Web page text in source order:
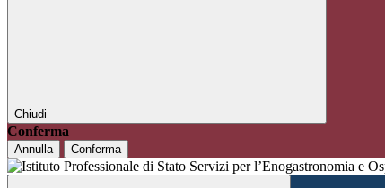
Chiudi
Conferma
Annulla Conferma